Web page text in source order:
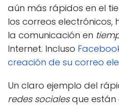
aún más rápidos en el
los correos electrónicos,
la comunicación en
Internet. Incluso
creación de su correo
Un claro ejemplo del
redes socialesque